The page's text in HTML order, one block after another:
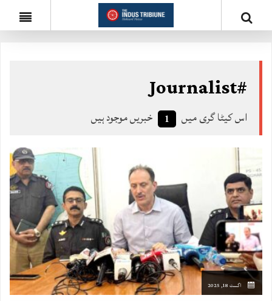
#Journalist
اس کیٹا گری میں 1 خبریں موجود ہیں
اگست 18, 2025